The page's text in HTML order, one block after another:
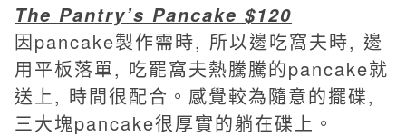
The Pantry’s Pancake $120
因pancake製作需時, 所以邊吃窩夫時, 邊
用平板落單, 吃罷窩夫熱騰騰的pancake就
送上, 時間很配合。感覺較為隨意的擺碟,
三大塊pancake很厚實的躺在碟上。